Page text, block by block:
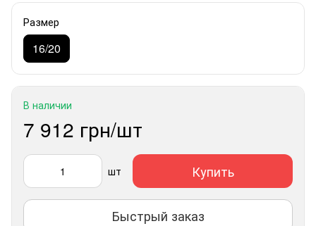
Размер
16/20
В наличии
7 912 грн/шт
шт Купить
Быстрый заказ